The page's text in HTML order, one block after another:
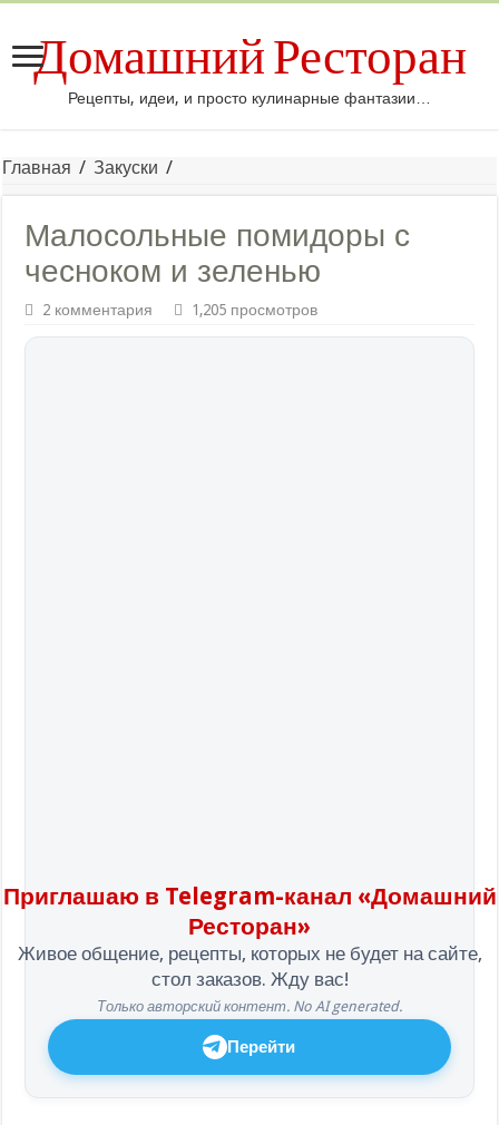
Домашний Ресторан
Рецепты, идеи, и просто кулинарные фантазии…
Главная / Закуски /
Малосольные помидоры с
чесноком и зеленью
2 комментария 1,205 просмотров
Приглашаю в Telegram-канал «Домашний
Ресторан»
Живое общение, рецепты, которых не будет на сайте,
стол заказов. Жду вас!
Только авторский контент. No AI generated.
Перейти